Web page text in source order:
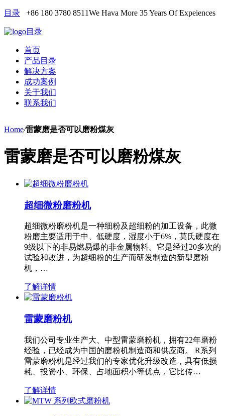
目录 +86 180 3780 8511We Hava More 35 Years Of Expeiences
目录
首页
产品目录
解决方案
成功案例
关于我们
联系我们
Home/雷蒙磨是否可以磨粉煤灰
雷蒙磨是否可以磨粉煤灰
超细微粉磨粉机
超细微粉磨粉机是一种细粉及超细粉的加工设备，此微
粉磨主要适用于中、低硬度，湿度小于6%，莫氏硬度在
9级以下的非易燃易爆的非金属物料。它是经过20多次的
试验和改进，为超细粉的生产而研发制造的新型磨粉
机，…
了解详情
雷蒙磨粉机
我们公司专业生产大、中型雷蒙磨粉机，拥有22年磨粉
经验，已经成为中国的磨粉机制造商和供应商。 R系列
雷蒙磨粉机是经过我们的专家优化升级改造，具有低损
耗、投资小、环保、占地面积小等优点，它比传…
了解详情